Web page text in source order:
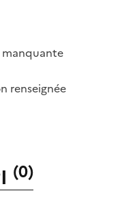
renseignée
(0)